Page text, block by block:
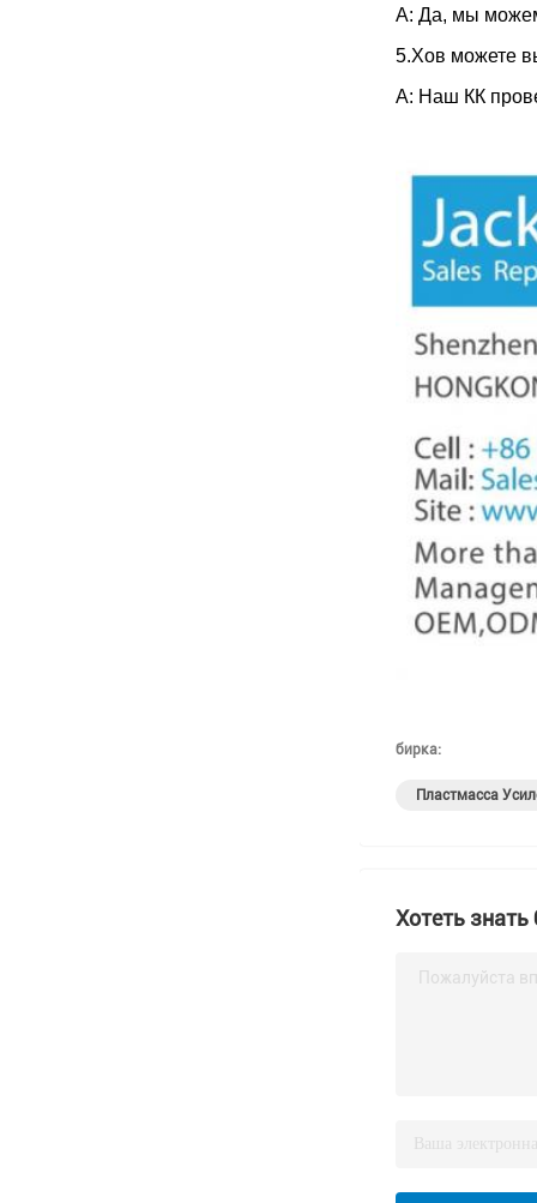
А: Да, мы
5.Хов можете
А: Наш КК
бирка:
Пластмасса
Хотеть
Пожалуйста